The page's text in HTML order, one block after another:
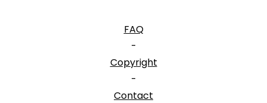
FAQ
-
Copyright
-
Contact